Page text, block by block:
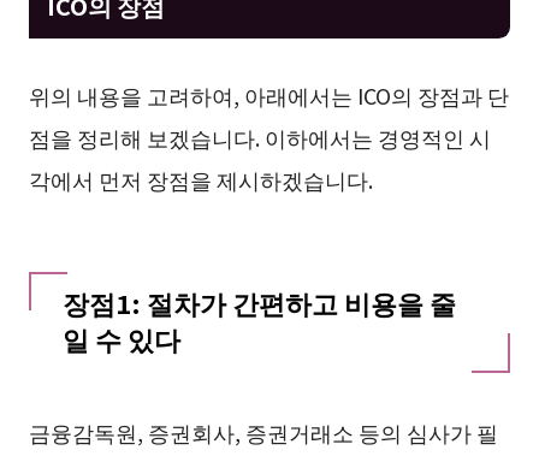
위의 내용을 고려하여, 아래에서는 ICO의 장점과 단
점을 정리해 보겠습니다. 이하에서는 경영적인 시
각에서 먼저 장점을 제시하겠습니다.
장점1: 절차가 간편하고 비용을 줄
일 수 있다
금융감독원, 증권회사, 증권거래소 등의 심사가 필